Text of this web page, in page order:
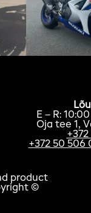
E – R:
Oja tee 1,
+372
+372 50 506
product
©